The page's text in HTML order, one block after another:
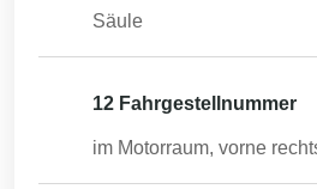
Säule
12 Fahrgestellnummer
im Motorraum, vorne